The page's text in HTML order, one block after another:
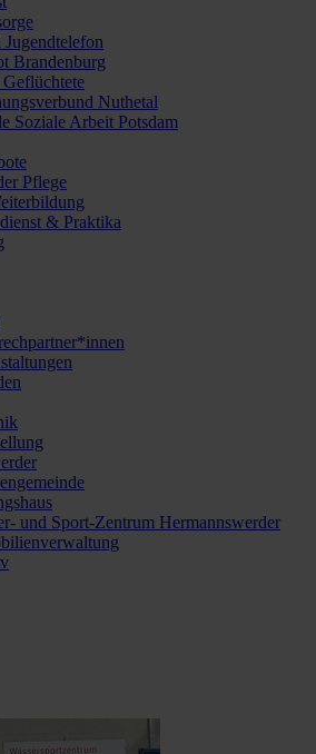
Brandenburg
Nuthetal
Soziale Arbeit Potsdam
Pflege
& Praktika
und Sport-Zentrum Hermannswerder